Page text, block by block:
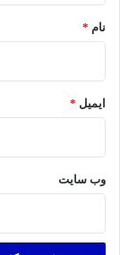
نام *
ایمیل *
وب‌ سایت